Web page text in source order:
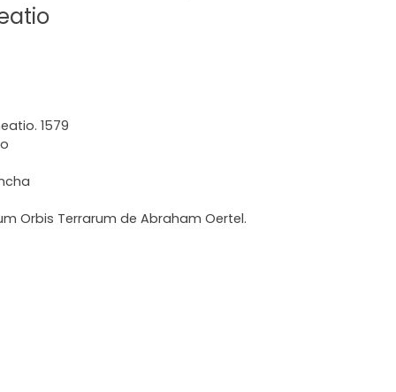
1579
Orbis Terrarum de Abraham Oertel.